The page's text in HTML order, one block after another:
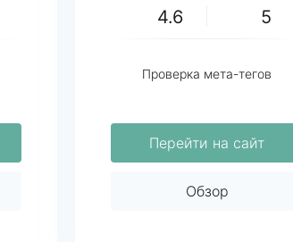
4.6 5
Проверка мета-тегов
Перейти на сайт
Обзор